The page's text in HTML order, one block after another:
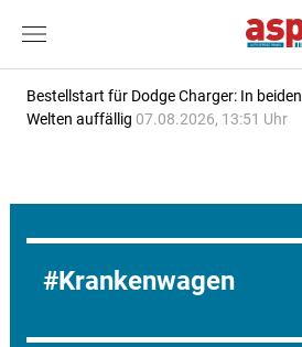
Bestellstart für Dodge Charger: In beiden
Welten auffällig 07.08.2026, 13:51 Uhr
Krankenwagen